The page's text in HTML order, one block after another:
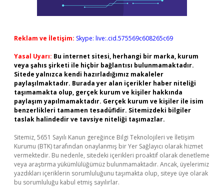
Reklam ve İletişim: Skype: live:.cid.575569c608265c69
Yasal Uyarı: Bu internet sitesi, herhangi bir marka, kurum
veya şahıs şirketi ile hiçbir bağlantısı bulunmamaktadır.
Sitede yalnızca kendi hazırladığımız makaleler
paylaşılmaktadır. Burada yer alan içerikler haber niteliği
taşımamakta olup, gerçek kurum ve kişiler hakkında
paylaşım yapılmamaktadır. Gerçek kurum ve kişiler ile isim
benzerlikleri tamamen tesadüfidir. Sitemizdeki bilgiler
taslak halindedir ve tavsiye niteliği taşımazlar.
Sitemiz, 5651 Sayılı Kanun gereğince Bilgi Teknolojileri ve İletişim
Kurumu (BTK) tarafından onaylanmış bir Yer Sağlayıcı olarak hizmet
vermektedir. Bu nedenle, sitedeki içerikleri proaktif olarak denetleme
veya araştırma yükümlülüğümüz bulunmamaktadır. Ancak, üyelerimiz
yazdıkları içeriklerin sorumluluğunu taşımakta olup, siteye üye olarak
bu sorumluluğu kabul etmiş sayılırlar.